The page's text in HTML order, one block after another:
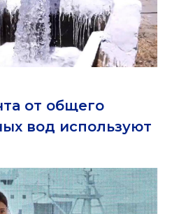
от общего
вод используют